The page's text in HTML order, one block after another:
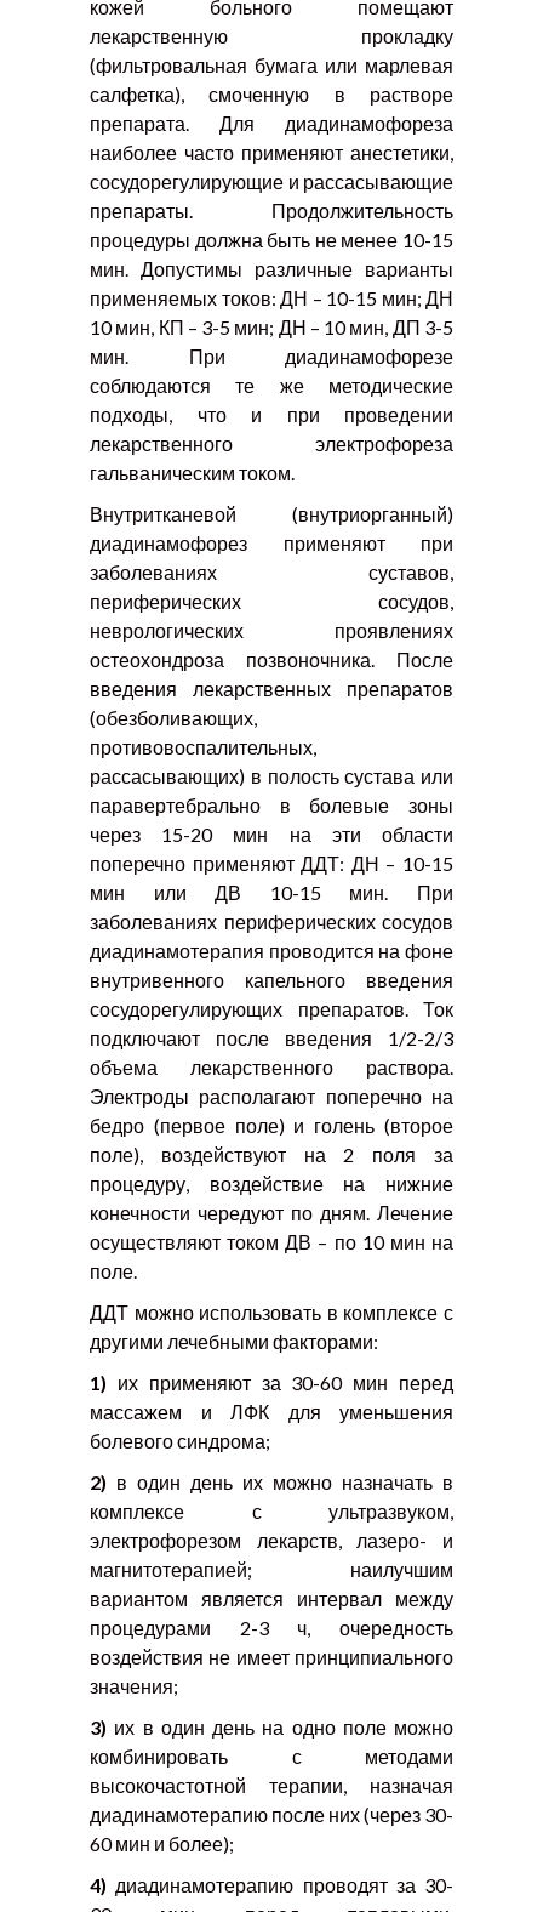
кожей больного помещают
лекарственную прокладку
(фильтровальная бумага или марлевая
салфетка), смоченную в растворе
препарата. Для диадинамофореза
наиболее часто применяют анестетики,
сосудорегулирующие и рассасывающие
препараты. Продолжительность
процедуры должна быть не менее 10-15
мин. Допустимы различные варианты
применяемых токов: ДН – 10-15 мин; ДН
10 мин, КП – 3-5 мин; ДН – 10 мин, ДП 3-5
мин. При диадинамофорезе
соблюдаются те же методические
подходы, что и при проведении
лекарственного электрофореза
гальваническим током.
Внутритканевой (внутриорганный)
диадинамофорез применяют при
заболеваниях суставов,
периферических сосудов,
неврологических проявлениях
остеохондроза позвоночника. После
введения лекарственных препаратов
(обезболивающих,
противовоспалительных,
рассасывающих) в полость сустава или
паравертебрально в болевые зоны
через 15-20 мин на эти области
поперечно применяют ДДТ: ДН – 10-15
мин или ДВ 10-15 мин. При
заболеваниях периферических сосудов
диадинамотерапия проводится на фоне
внутривенного капельного введения
сосудорегулирующих препаратов. Ток
подключают после введения 1/2-2/3
объема лекарственного раствора.
Электроды располагают поперечно на
бедро (первое поле) и голень (второе
поле), воздействуют на 2 поля за
процедуру, воздействие на нижние
конечности чередуют по дням. Лечение
осуществляют током ДВ – по 10 мин на
поле.
ДДТ можно использовать в комплексе с
другими лечебными факторами:
1) их применяют за 30-60 мин перед
массажем и ЛФК для уменьшения
болевого синдрома;
2) в один день их можно назначать в
комплексе с ультразвуком,
электрофорезом лекарств, лазеро- и
магнитотерапией; наилучшим
вариантом является интервал между
процедурами 2-3 ч, очередность
воздействия не имеет принципиального
значения;
3) их в один день на одно поле можно
комбинировать с методами
высокочастотной терапии, назначая
диадинамотерапию после них (через 30-
60 мин и более);
4) диадинамотерапию проводят за 30-